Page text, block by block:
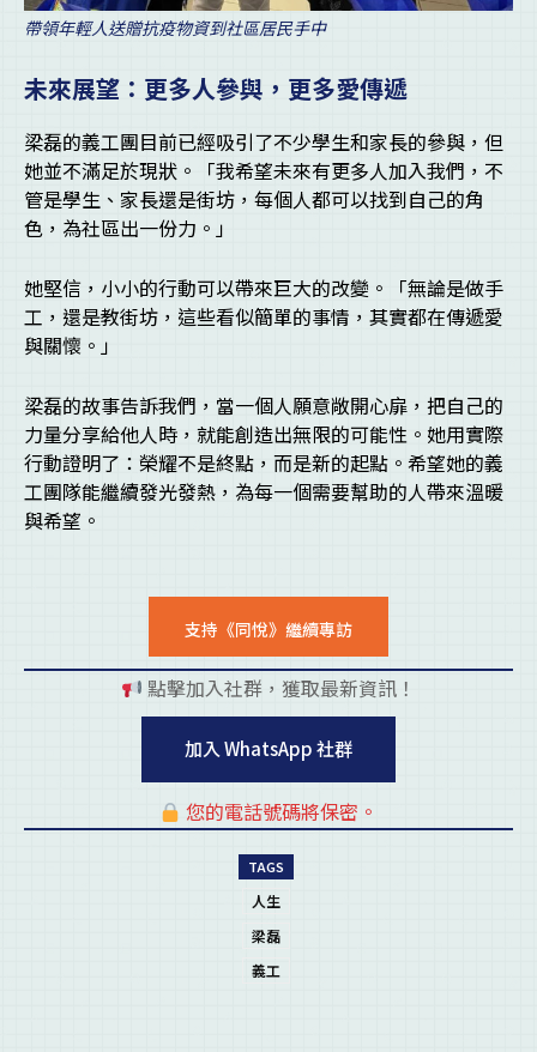
帶領年輕人送贈抗疫物資到社區居民手中
未來展望：更多人參與，更多愛傳遞
梁磊的義工團目前已經吸引了不少學生和家長的參與，但
她並不滿足於現狀。「我希望未來有更多人加入我們，不
管是學生、家長還是街坊，每個人都可以找到自己的角
色，為社區出一份力。」
她堅信，小小的行動可以帶來巨大的改變。「無論是做手
工，還是教街坊，這些看似簡單的事情，其實都在傳遞愛
與關懷。」
梁磊的故事告訴我們，當一個人願意敞開心扉，把自己的
力量分享給他人時，就能創造出無限的可能性。她用實際
行動證明了：榮耀不是終點，而是新的起點。希望她的義
工團隊能繼續發光發熱，為每一個需要幫助的人帶來溫暖
與希望。
支持《同悅》繼續專訪
點擊加入社群，獲取最新資訊！
加入 WhatsApp 社群
您的電話號碼將保密。
TAGS
人生
梁磊
義工